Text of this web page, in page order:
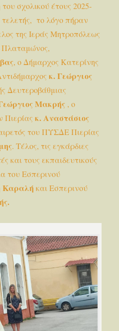
σχολικού έτους 2025-
το λόγο πήραν
της Ιεράς Μητροπόλεως
Πλαταμώνος,
, ο Δήμαρχος Κατερίνης
κ. Γεώργιος
Δευτεροβάθμιας
Μακρής , ο
Πιερίας κ. Αναστάσιος
του ΠΥΣΔΕ Πιερίας
. Τέλος, τις εγκάρδιες
και τους εκπαιδευτικούς
του Εσπερινού
Καραλήκαι Εσπερινού